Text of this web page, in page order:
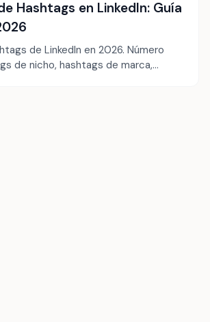
Hashtags en LinkedIn: Guía
de LinkedIn en 2026. Número
de nicho, hashtags de marca,